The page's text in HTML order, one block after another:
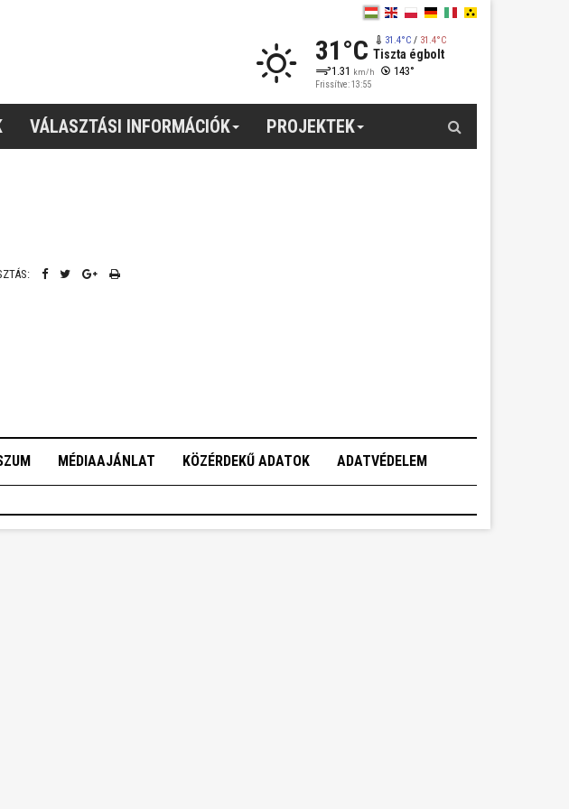
31°C 31.4°C/ 31.4°C
Tiszta égbolt
1.31 km/h 143°
Frissítve: 13:55
VÁLASZTÁSI INFORMÁCIÓK PROJEKTEK
MÉDIAAJÁNLAT KÖZÉRDEKŰ ADATOK ADATVÉDELEM